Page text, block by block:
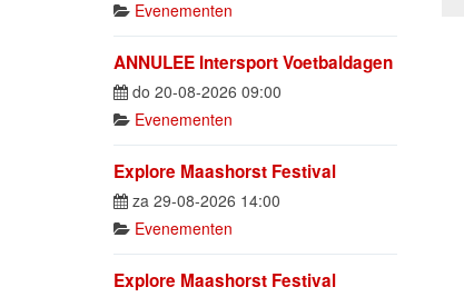
Evenementen
ANNULEE Intersport Voetbaldagen
do 20-08-2026 09:00
Evenementen
Explore Maashorst Festival
za 29-08-2026 14:00
Evenementen
Explore Maashorst Festival